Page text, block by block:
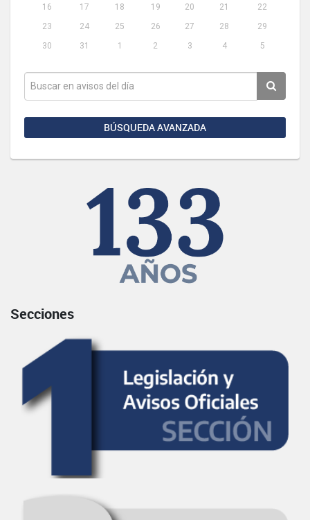
16
17 18 19 20 21
22
23
24 25 26 27 28
29
30
31 1 2 3 4 5
BÚSQUEDA AVANZADA
Secciones